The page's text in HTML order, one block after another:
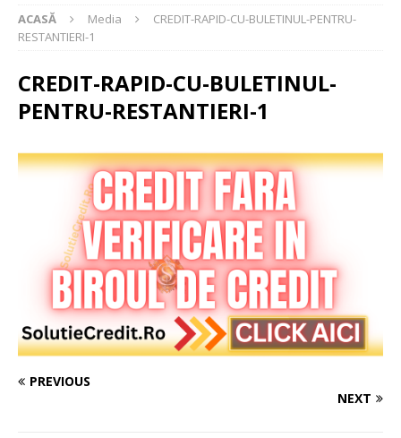
ACASĂ Media
CREDIT-RAPID-CU-BULETINUL-PENTRU-
RESTANTIERI-1
CREDIT-RAPID-CU-BULETINUL-
PENTRU-RESTANTIERI-1
PREVIOUS
NEXT